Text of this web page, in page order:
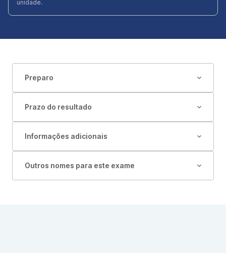
unidade.
Preparo
Prazo do resultado
Informações adicionais
Outros nomes para este exame